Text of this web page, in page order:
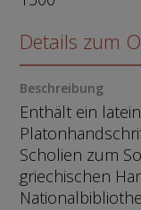
Details zum
Beschreibung
Enthält ein
Scholien zum
griechischen